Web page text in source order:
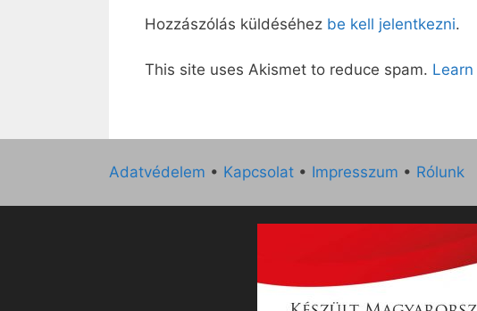
Hozzászólás küldéséhez be kell jelentkezni.
This site uses Akismet to reduce spam.
Adatvédelem • Kapcsolat • Impresszum • Rólunk